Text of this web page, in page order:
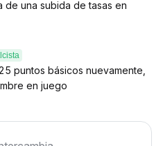
de una subida de tasas en
puntos básicos nuevamente,
en juego